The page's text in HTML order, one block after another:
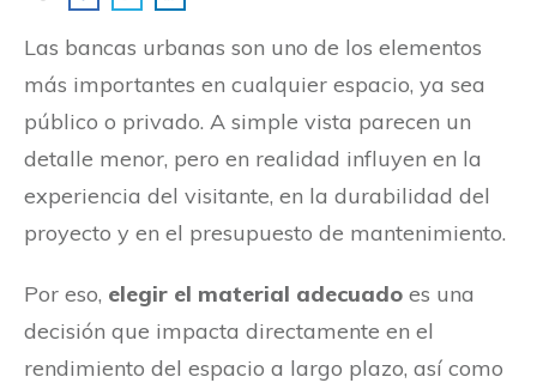
Las bancas urbanas son uno de los elementos
más importantes en cualquier espacio, ya sea
público o privado. A simple vista parecen un
detalle menor, pero en realidad influyen en la
experiencia del visitante, en la durabilidad del
proyecto y en el presupuesto de mantenimiento.
Por eso, elegir el material adecuado es una
decisión que impacta directamente en el
rendimiento del espacio a largo plazo, así como